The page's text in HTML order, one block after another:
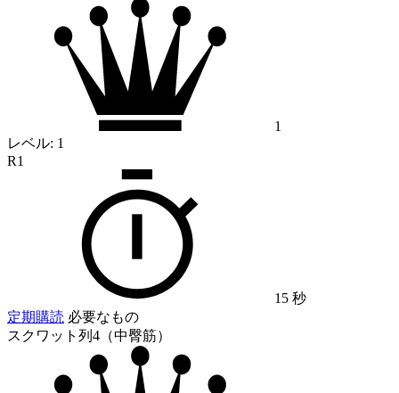
1
レベル: 1
R1
15 秒
定期購読 必要なもの
スクワット列4（中臀筋）